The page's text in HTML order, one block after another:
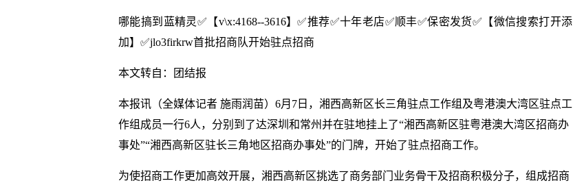
哪能搞到蓝精灵✅【v\x:4168--3616】✅推荐✅十年老店✅顺丰✅保密发货✅【微信搜索打开添
加】✅jlo3firkrw首批招商队开始驻点招商
本文转自：团结报
本报讯（全媒体记者 施雨润苗）6月7日，湘西高新区长三角驻点工作组及粤港澳大湾区驻点工
作组成员一行6人，分别到了达深圳和常州并在驻地挂上了“湘西高新区驻粤港澳大湾区招商办
事处”“湘西高新区驻长三角地区招商办事处”的门牌，开始了驻点招商工作。
为使招商工作更加高效开展，湘西高新区挑选了商务部门业务骨干及招商积极分子，组成招商